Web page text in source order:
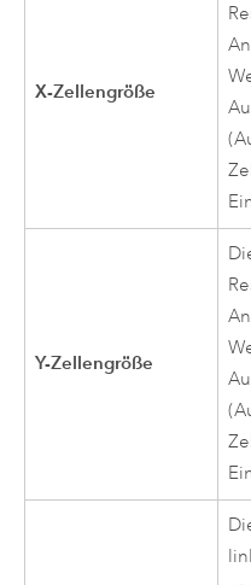
X-Zellengröße
Y-Zellengröße